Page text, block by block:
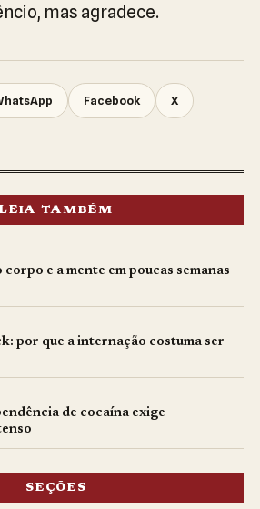
mas agradece.
Facebook X
LEIA TAMBÉM
e a mente em poucas semanas
por que a internação costuma ser
de cocaína exige
SEÇÕES